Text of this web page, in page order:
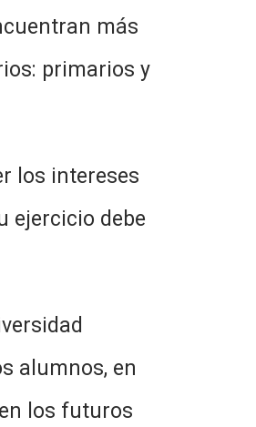
más
primarios y
intereses
ejercicio debe
alumnos, en
los futuros